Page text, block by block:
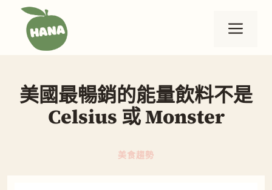
選
美國最暢銷的能量飲料不是
Celsius 或 Monster
美食趨勢